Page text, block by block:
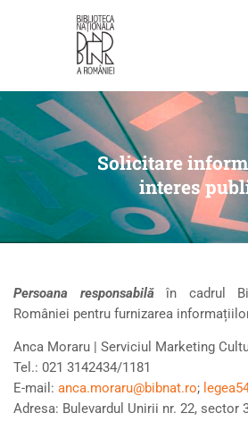
Solicitare
interes
DESPRE NOI
PERMISUL MEU DE
BIBLIOTECĂ
CATALOAGE ȘI
BIBLIOTECA
EVENIMENTE
CULTURALE
SPAȚII
NOUTĂȚI
Persoana responsabilăîn cadrul
României pentru furnizarea
Anca Moraru | Serviciul Marketing
Tel.: 021 3142434/1181
E-mail: anca.moraru@bibnat.ro;
Adresa: Bulevardul Unirii nr. 22, sector